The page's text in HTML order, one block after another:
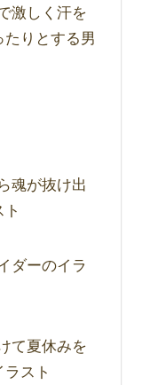
激しく汗を
りとする男
魂が抜け出
ダーのイラ
て夏休みを
スト